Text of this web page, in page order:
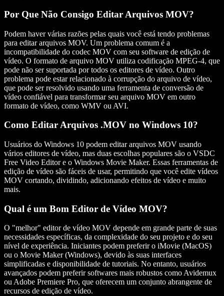
Por Que Não Consigo Editar Arquivos MOV?
Podem haver várias razões pelas quais você está tendo problemas
para editar arquivos MOV. Um problema comum é a
incompatibilidade do codec MOV com seu software de edição de
vídeo. O formato de arquivo MOV utiliza codificação MPEG-4, que
pode não ser suportada por todos os editores de vídeo. Outro
problema pode estar relacionado à corrupção do arquivo de vídeo,
que pode ser resolvido usando uma ferramenta de conversão de
vídeo confiável para transformar seu arquivo MOV em outro
formato de vídeo, como WMV ou AVI.
Como Editar Arquivos .MOV no Windows 10?
Usuários do Windows 10 podem editar arquivos MOV usando
vários editores de vídeo, mas duas escolhas populares são o VSDC
Free Video Editor e o Windows Movie Maker. Essas ferramentas de
edição de vídeo são fáceis de usar, permitindo que você edite vídeos
MOV cortando, dividindo, adicionando efeitos de vídeo e muito
mais.
Qual é um Bom Editor de Vídeo MOV?
O "melhor" editor de vídeo MOV depende em grande parte de suas
necessidades específicas, da complexidade do seu projeto e do seu
nível de experiência. Iniciantes podem preferir o iMovie (MacOS)
ou o Movie Maker (Windows), devido às suas interfaces
simplificadas e disponibilidade de tutoriais. No entanto, usuários
avançados podem preferir softwares mais robustos como Avidemux
ou Adobe Premiere Pro, que oferecem um conjunto abrangente de
recursos de edição de vídeo.